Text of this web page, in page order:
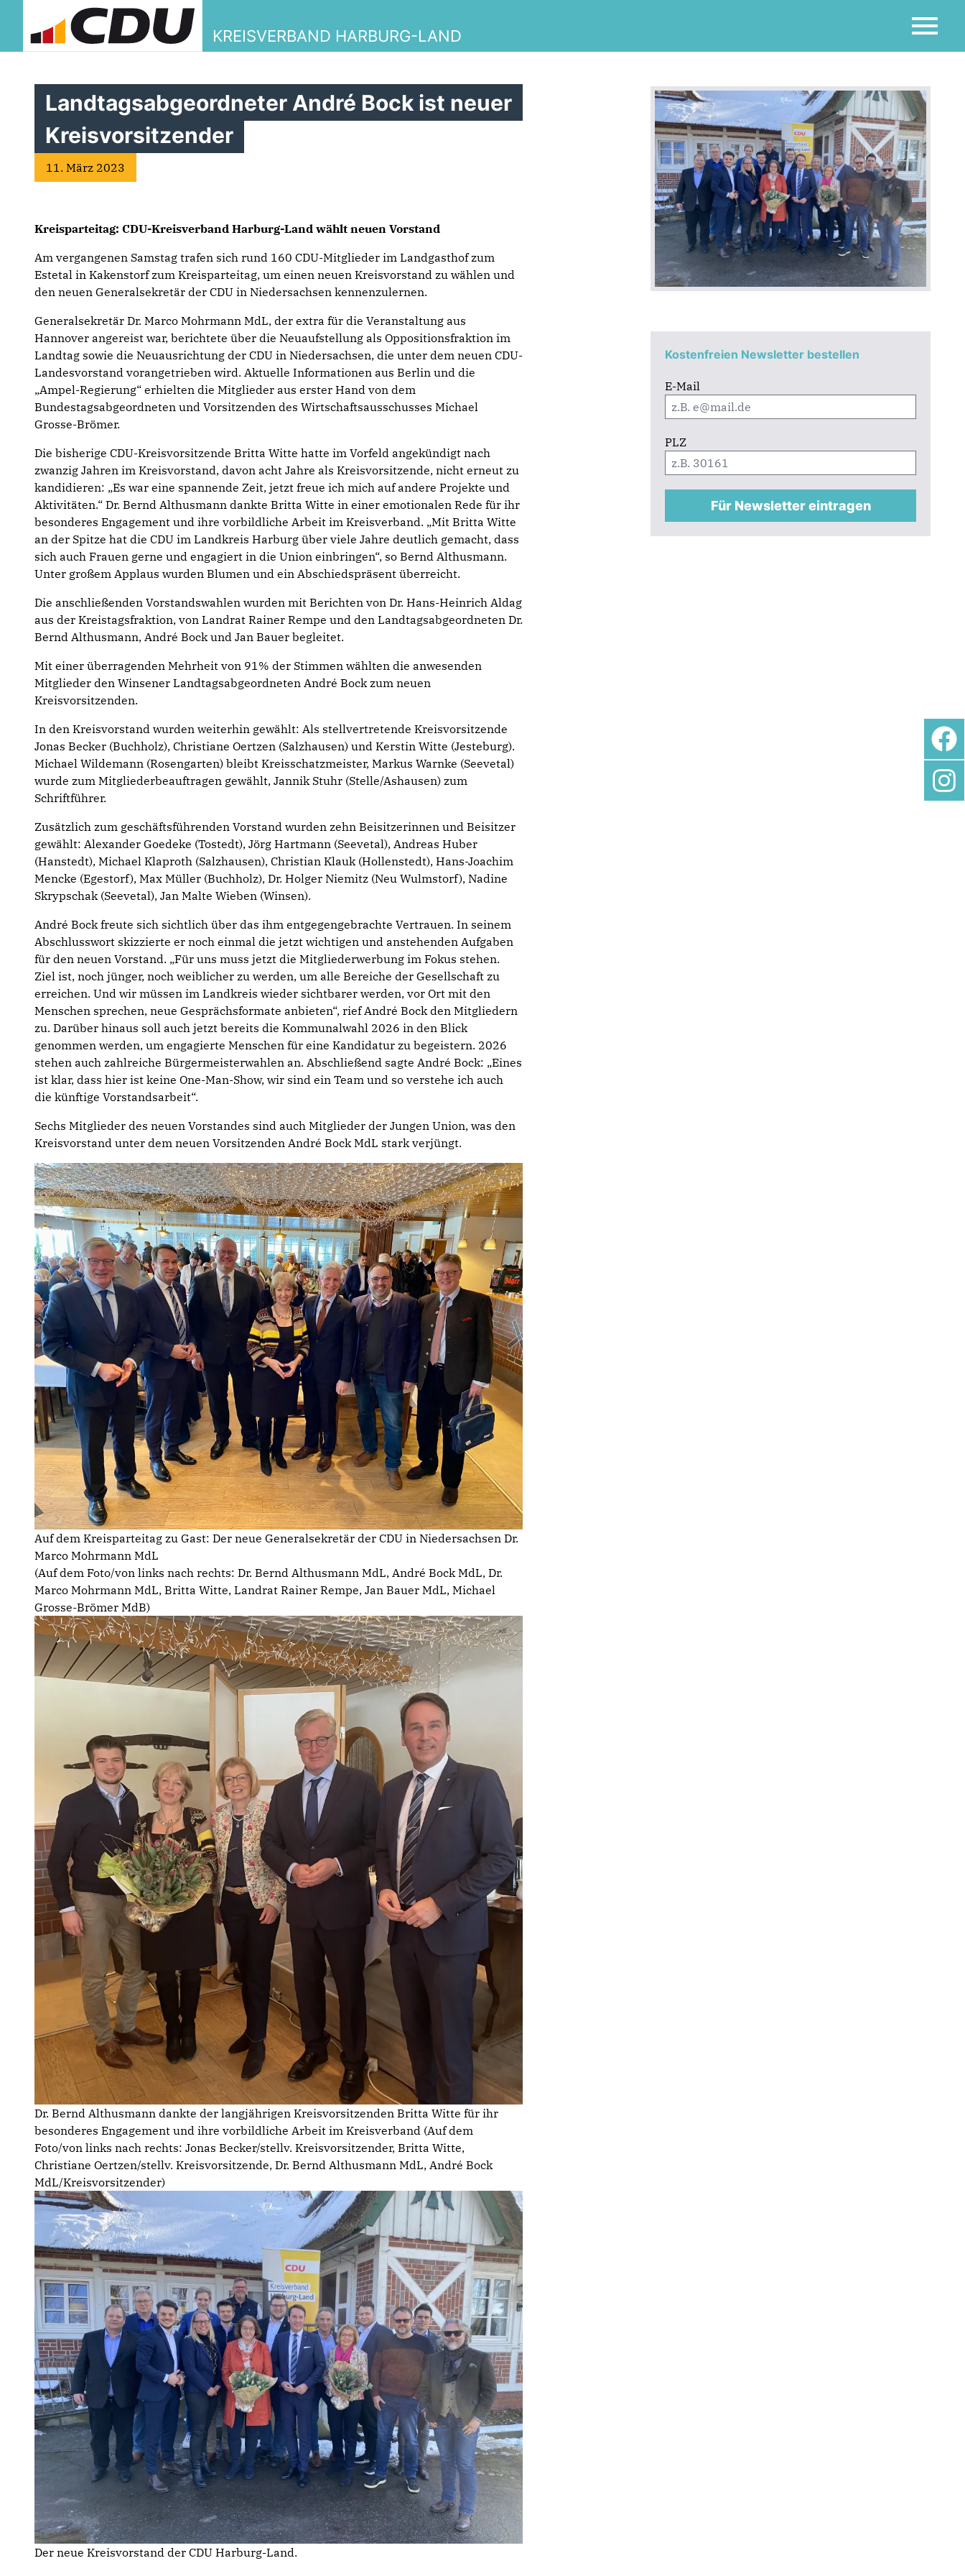
KREISVERBAND HARBURG-LAND
Kostenfreien Newsletter bestellen
E-Mail
PLZ
Für Newsletter eintragen
Landtagsabgeordneter André Bock ist neuer
Kreisvorsitzender
11. März 2023
Kreisparteitag: CDU-Kreisverband Harburg-Land wählt neuen Vorstand
Am vergangenen Samstag trafen sich rund 160 CDU-Mitglieder im Landgasthof zum
Estetal in Kakenstorf zum Kreisparteitag, um einen neuen Kreisvorstand zu wählen und
den neuen Generalsekretär der CDU in Niedersachsen kennenzulernen.
Generalsekretär Dr. Marco Mohrmann MdL, der extra für die Veranstaltung aus
Hannover angereist war, berichtete über die Neuaufstellung als Oppositionsfraktion im
Landtag sowie die Neuausrichtung der CDU in Niedersachsen, die unter dem neuen CDU-
Landesvorstand vorangetrieben wird. Aktuelle Informationen aus Berlin und die
„Ampel-Regierung“ erhielten die Mitglieder aus erster Hand von dem
Bundestagsabgeordneten und Vorsitzenden des Wirtschaftsausschusses Michael
Grosse-Brömer.
Die bisherige CDU-Kreisvorsitzende Britta Witte hatte im Vorfeld angekündigt nach
zwanzig Jahren im Kreisvorstand, davon acht Jahre als Kreisvorsitzende, nicht erneut zu
kandidieren: „Es war eine spannende Zeit, jetzt freue ich mich auf andere Projekte und
Aktivitäten.“ Dr. Bernd Althusmann dankte Britta Witte in einer emotionalen Rede für ihr
besonderes Engagement und ihre vorbildliche Arbeit im Kreisverband. „Mit Britta Witte
an der Spitze hat die CDU im Landkreis Harburg über viele Jahre deutlich gemacht, dass
sich auch Frauen gerne und engagiert in die Union einbringen“, so Bernd Althusmann.
Unter großem Applaus wurden Blumen und ein Abschiedspräsent überreicht.
Die anschließenden Vorstandswahlen wurden mit Berichten von Dr. Hans-Heinrich Aldag
aus der Kreistagsfraktion, von Landrat Rainer Rempe und den Landtagsabgeordneten Dr.
Bernd Althusmann, André Bock und Jan Bauer begleitet.
Mit einer überragenden Mehrheit von 91% der Stimmen wählten die anwesenden
Mitglieder den Winsener Landtagsabgeordneten André Bock zum neuen
Kreisvorsitzenden.
In den Kreisvorstand wurden weiterhin gewählt: Als stellvertretende Kreisvorsitzende
Jonas Becker (Buchholz), Christiane Oertzen (Salzhausen) und Kerstin Witte (Jesteburg).
Michael Wildemann (Rosengarten) bleibt Kreisschatzmeister, Markus Warnke (Seevetal)
wurde zum Mitgliederbeauftragen gewählt, Jannik Stuhr (Stelle/Ashausen) zum
Schriftführer.
Zusätzlich zum geschäftsführenden Vorstand wurden zehn Beisitzerinnen und Beisitzer
gewählt: Alexander Goedeke (Tostedt), Jörg Hartmann (Seevetal), Andreas Huber
(Hanstedt), Michael Klaproth (Salzhausen), Christian Klauk (Hollenstedt), Hans-Joachim
Mencke (Egestorf), Max Müller (Buchholz), Dr. Holger Niemitz (Neu Wulmstorf), Nadine
Skrypschak (Seevetal), Jan Malte Wieben (Winsen).
André Bock freute sich sichtlich über das ihm entgegengebrachte Vertrauen. In seinem
Abschlusswort skizzierte er noch einmal die jetzt wichtigen und anstehenden Aufgaben
für den neuen Vorstand. „Für uns muss jetzt die Mitgliederwerbung im Fokus stehen.
Ziel ist, noch jünger, noch weiblicher zu werden, um alle Bereiche der Gesellschaft zu
erreichen. Und wir müssen im Landkreis wieder sichtbarer werden, vor Ort mit den
Menschen sprechen, neue Gesprächsformate anbieten“, rief André Bock den Mitgliedern
zu. Darüber hinaus soll auch jetzt bereits die Kommunalwahl 2026 in den Blick
genommen werden, um engagierte Menschen für eine Kandidatur zu begeistern. 2026
stehen auch zahlreiche Bürgermeisterwahlen an. Abschließend sagte André Bock: „Eines
ist klar, dass hier ist keine One-Man-Show, wir sind ein Team und so verstehe ich auch
die künftige Vorstandsarbeit“.
Sechs Mitglieder des neuen Vorstandes sind auch Mitglieder der Jungen Union, was den
Kreisvorstand unter dem neuen Vorsitzenden André Bock MdL stark verjüngt.
Auf dem Kreisparteitag zu Gast: Der neue Generalsekretär der CDU in Niedersachsen Dr.
Marco Mohrmann MdL
(Auf dem Foto/von links nach rechts: Dr. Bernd Althusmann MdL, André Bock MdL, Dr.
Marco Mohrmann MdL, Britta Witte, Landrat Rainer Rempe, Jan Bauer MdL, Michael
Grosse-Brömer MdB)
Dr. Bernd Althusmann dankte der langjährigen Kreisvorsitzenden Britta Witte für ihr
besonderes Engagement und ihre vorbildliche Arbeit im Kreisverband (Auf dem
Foto/von links nach rechts: Jonas Becker/stellv. Kreisvorsitzender, Britta Witte,
Christiane Oertzen/stellv. Kreisvorsitzende, Dr. Bernd Althusmann MdL, André Bock
MdL/Kreisvorsitzender)
Der neue Kreisvorstand der CDU Harburg-Land.